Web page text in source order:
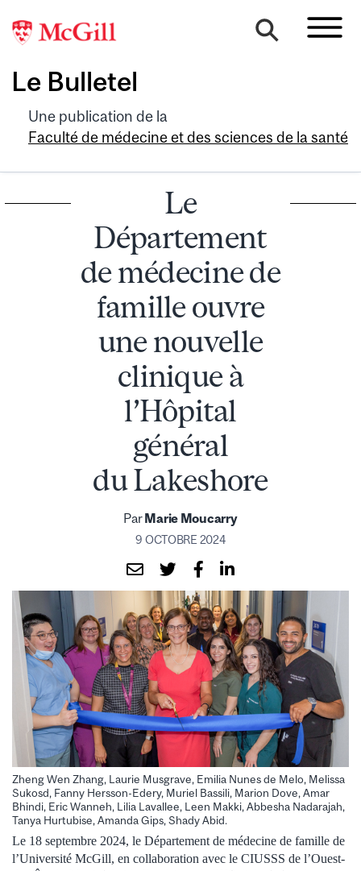
Le Bulletel
Une publication de la
Faculté de médecine et des sciences de la santé
Le
Département
de médecine de
famille ouvre
une nouvelle
clinique à
l’Hôpital
général
du Lakeshore
ParMarie Moucarry
9 OCTOBRE 2024
Zheng Wen Zhang, Laurie Musgrave, Emilia Nunes de Melo, Melissa
Sukosd, Fanny Hersson-Edery, Muriel Bassili, Marion Dove, Amar
Bhindi, Eric Wanneh, Lilia Lavallee, Leen Makki, Abbesha Nadarajah,
Tanya Hurtubise, Amanda Gips, Shady Abid.
Le 18 septembre 2024, le Département de médecine de famille de
l’Université McGill, en collaboration avec le CIUSSS de l’Ouest-